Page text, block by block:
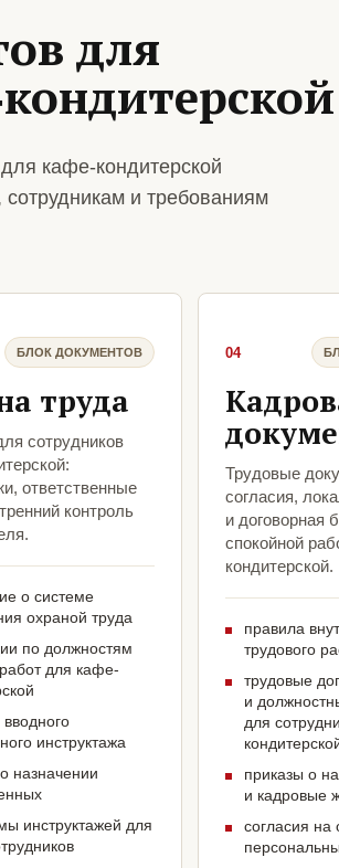
для
кафе-кондитерской
и требованиям
БЛОК ДОКУМЕНТОВ
труда
сотрудников
ответственные
контроль
о системе
охраной труда
по должностям
для кафе-
инструктажа
назначении
инструктажей для
04
Трудовые
согласия,
и договорная
спокойной
кондитерской.
правила
трудового
трудовые
и
для
приказы о
и кадровые
согласия на